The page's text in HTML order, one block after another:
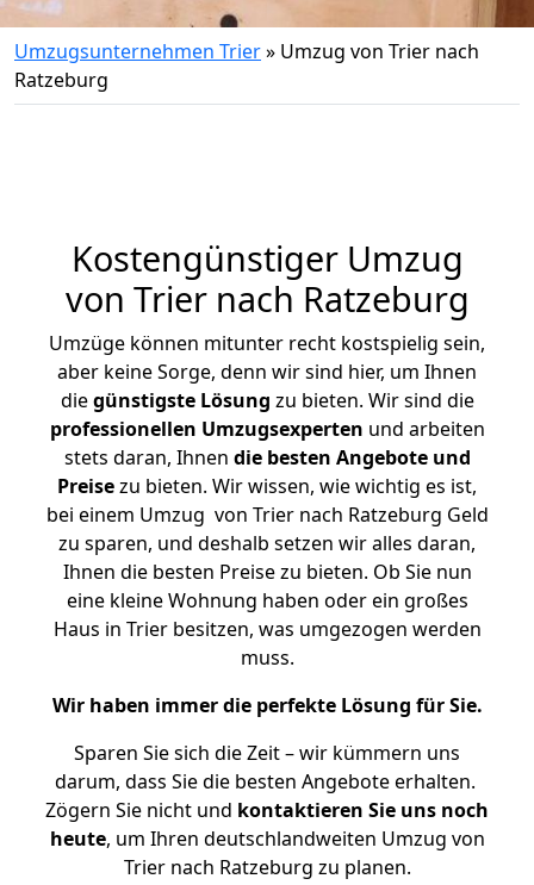
Umzugsunternehmen Trier» Umzug von Trier nach
Ratzeburg
Kostengünstiger Umzug
von Trier nach Ratzeburg
Umzüge können mitunter recht kostspielig sein,
aber keine Sorge, denn wir sind hier, um Ihnen
diegünstigste Lösung zu bieten. Wir sind die
professionellen Umzugsexperten und arbeiten
stets daran, Ihnen die besten Angebote und
Preisezu bieten. Wir wissen, wie wichtig es ist,
bei einem Umzug von Trier nach Ratzeburg Geld
zu sparen, und deshalb setzen wir alles daran,
Ihnen die besten Preise zu bieten. Ob Sie nun
eine kleine Wohnung haben oder ein großes
Haus in Trier besitzen, was umgezogen werden
muss.
Wir haben immer die perfekte Lösung für Sie.
Sparen Sie sich die Zeit – wir kümmern uns
darum, dass Sie die besten Angebote erhalten.
Zögern Sie nicht und kontaktieren Sie uns noch
heute, um Ihren deutschlandweiten Umzug von
Trier nach Ratzeburg zu planen.